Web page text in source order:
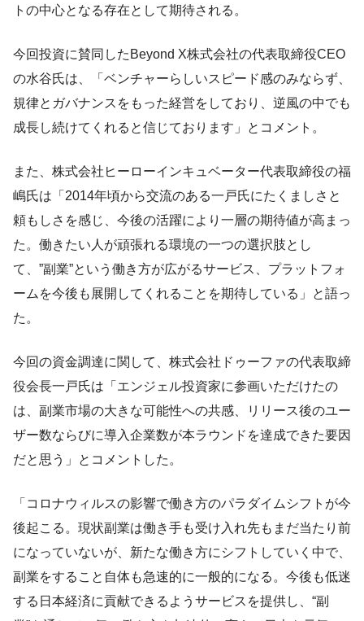
トの中心となる存在として期待される。
今回投資に賛同したBeyond X株式会社の代表取締役CEO
の水谷氏は、「ベンチャーらしいスピード感のみならず、
規律とガバナンスをもった経営をしており、逆風の中でも
成長し続けてくれると信じております」とコメント。
また、株式会社ヒーローインキュベーター代表取締役の福
嶋氏は「2014年頃から交流のある一戸氏にたくましさと
頼もしさを感じ、今後の活躍により一層の期待値が高まっ
た。働きたい人が頑張れる環境の一つの選択肢とし
て、”副業”という働き方が広がるサービス、プラットフォ
ームを今後も展開してくれることを期待している」と語っ
た。
今回の資金調達に関して、株式会社ドゥーファの代表取締
役会長一戸氏は「エンジェル投資家に参画いただけたの
は、副業市場の大きな可能性への共感、リリース後のユー
ザー数ならびに導入企業数が本ラウンドを達成できた要因
だと思う」とコメントした。
「コロナウィルスの影響で働き方のパラダイムシフトが今
後起こる。現状副業は働き手も受け入れ先もまだ当たり前
になっていないが、新たな働き方にシフトしていく中で、
副業をすること自体も急速的に一般的になる。今後も低迷
する日本経済に貢献できるようサービスを提供し、“副